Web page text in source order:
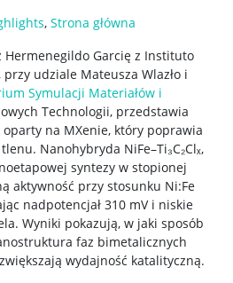
, Strona główna
Hermenegildo Garcię z Instituto
udziale Mateusza Wlazło i
Symulacji Materiałów i
Technologii, przedstawia
na MXenie, który poprawia
Nanohybryda NiFe–Ti₃C₂Clₓ,
syntezy w stopionej
aktywność przy stosunku Ni:Fe
nadpotencjał 310 mV i niskie
Wyniki pokazują, w jaki sposób
faz bimetalicznych
wydajność katalityczną.